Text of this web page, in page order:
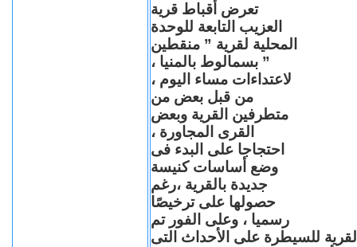
تعرض أقباط قرية
العزيب التابعة للوحدة
المحلية لقرية ” منقطين
” بسمالوط بالمنيا ،
لاعتداءات مساء اليوم ،
من قبل بعض من
متطرفين القرية وبعض
القرى المجاورة ،
احتجاجا على البدء فى
وضع أساسات كنيسة
جديدة بالقرية ،رغم
حصولها على ترخيصًا
رسميا ، وعلى الفور تم
للسيطرة على الأحداث التى